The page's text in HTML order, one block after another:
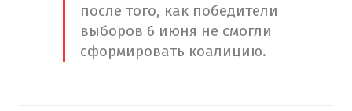
после того, как победители
выборов 6 июня не смогли
сформировать коалицию.